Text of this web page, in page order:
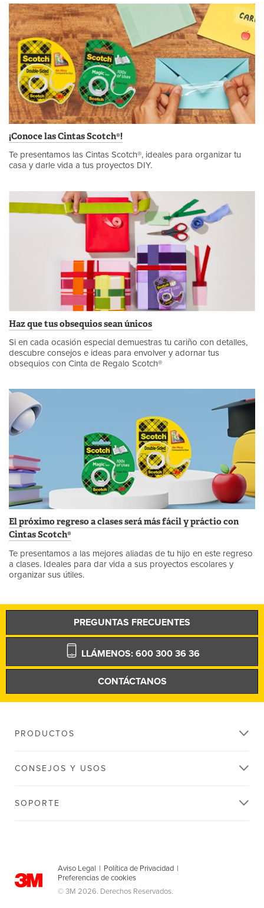
¡Conoce las Cintas Scotch®!
Te presentamos las Cintas Scotch®, ideales para organizar tu
casa y darle vida a tus proyectos DIY.
Haz que tus obsequios sean únicos
Si en cada ocasión especial demuestras tu cariño con detalles,
descubre consejos e ideas para envolver y adornar tus
obsequios con Cinta de Regalo Scotch®
El próximo regreso a clases será más fácil y práctio con
Cintas Scotch®
Te presentamos a las mejores aliadas de tu hijo en este regreso
a clases. Ideales para dar vida a sus proyectos escolares y
organizar sus útiles.
PREGUNTAS FRECUENTES
LLÁMENOS: 600 300 36 36
CONTÁCTANOS
PRODUCTOS
CONSEJOS Y USOS
SOPORTE
Aviso Legal | Política de Privacidad |
Preferencias de cookies
© 3M 2026. Derechos Reservados.